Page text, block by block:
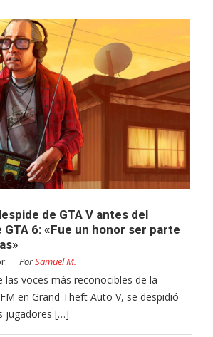
de GTA V antes del
6: «Fue un honor ser parte
PorSamuel M.
las voces más reconocibles de la
en Grand Theft Auto V, se despidió
jugadores […]